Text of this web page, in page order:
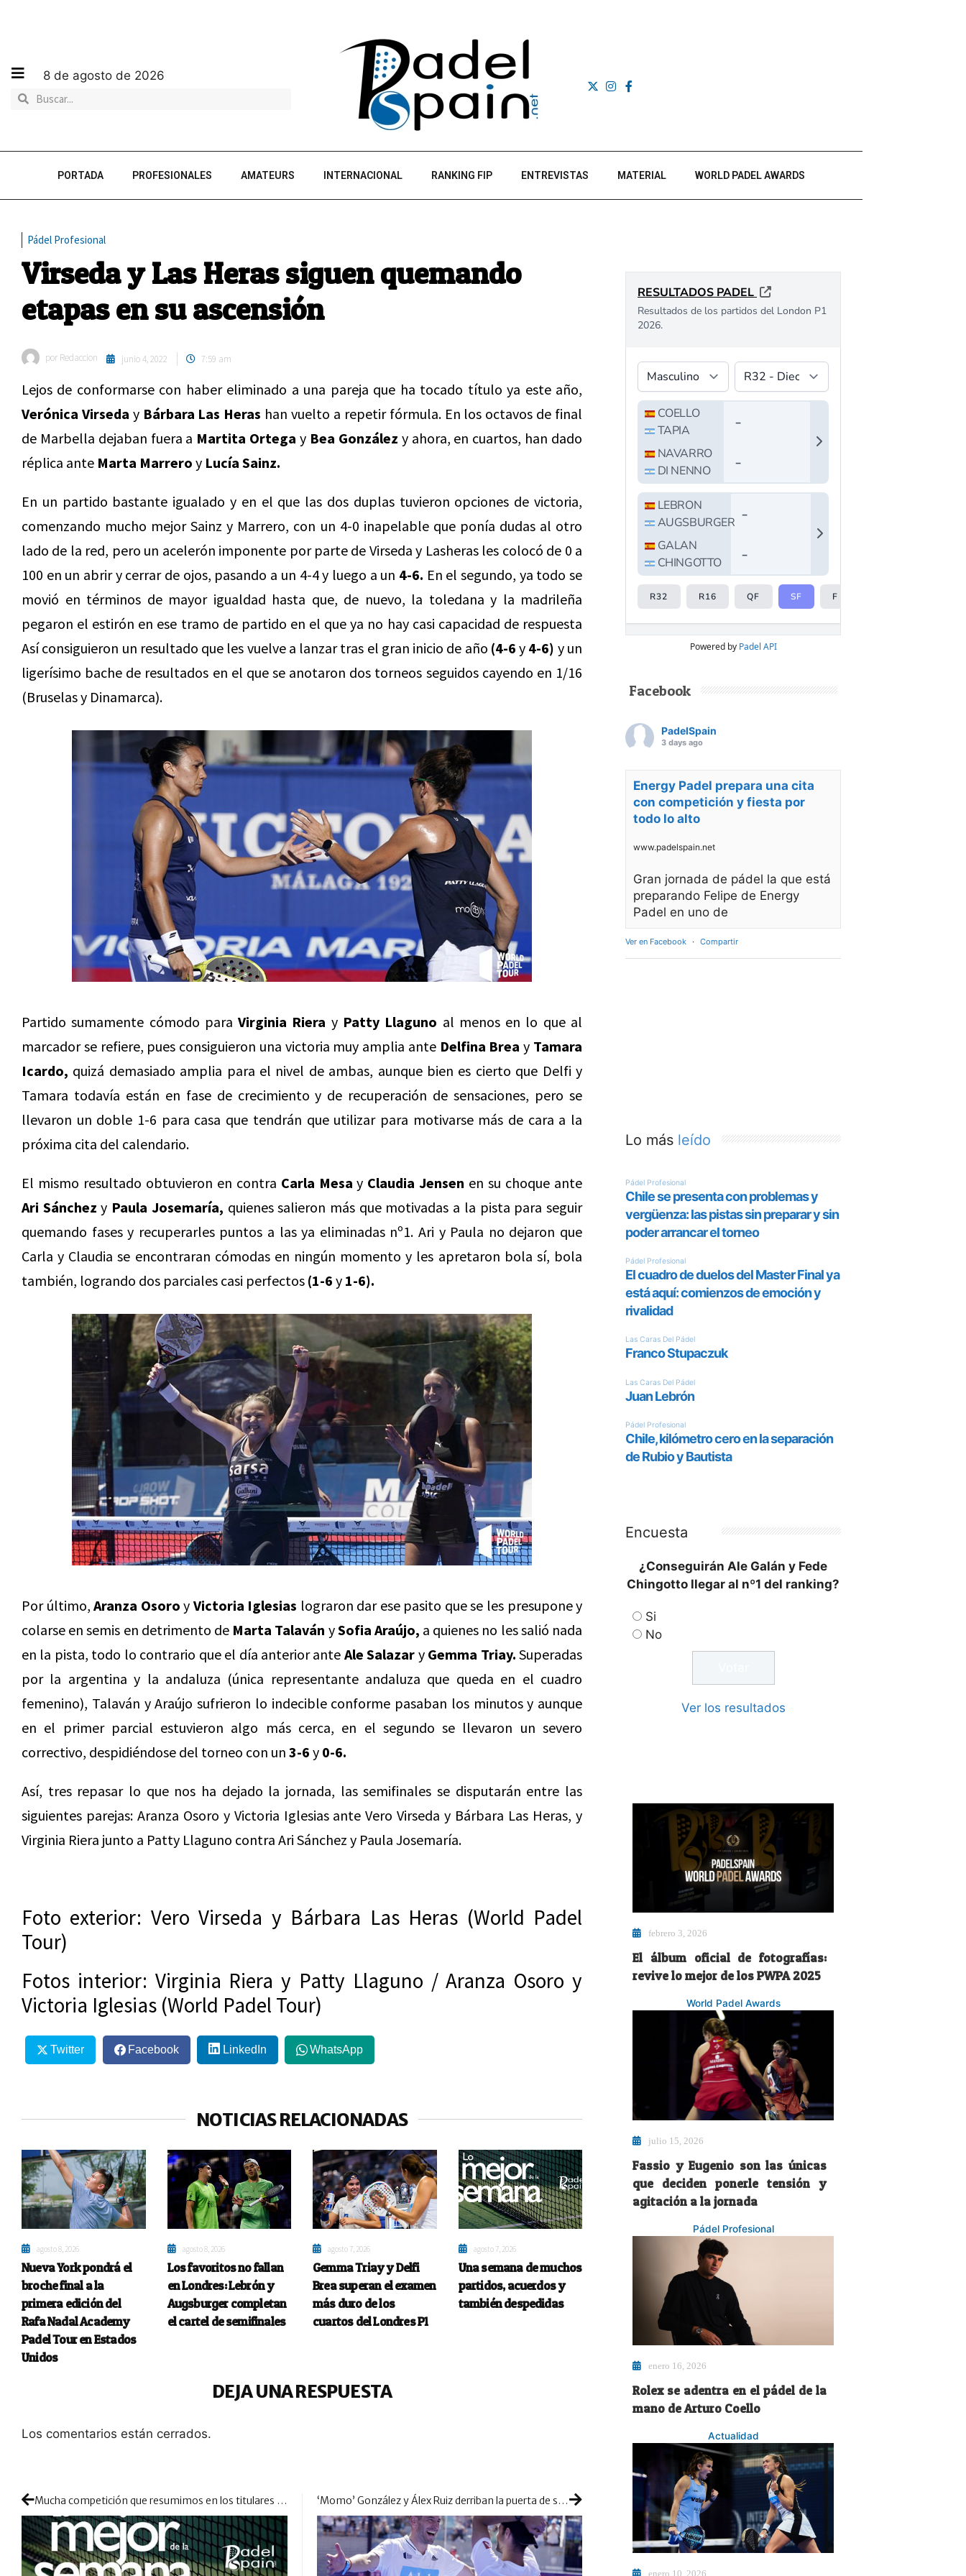
8 de agosto de 2026
PORTADA PROFESIONALES AMATEURS INTERNACIONAL RANKING FIP ENTREVISTAS MATERIAL WORLD PADEL AWARDS
Pádel Profesional
Virseda y Las Heras siguen quemando
etapas en su ascensión
por Redaccion junio 4, 2022 7:59 am
Lejos de conformarse con haber eliminado a una pareja que ha tocado título ya este año,
Verónica Virseda y Bárbara Las Heras han vuelto a repetir fórmula. En los octavos de final
de Marbella dejaban fuera a Martita Ortega y Bea González y ahora, en cuartos, han dado
réplica ante Marta Marrero y Lucía Sainz.
En un partido bastante igualado y en el que las dos duplas tuvieron opciones de victoria,
comenzando mucho mejor Sainz y Marrero, con un 4-0 inapelable que ponía dudas al otro
lado de la red, pero un acelerón imponente por parte de Virseda y Lasheras les colocó de 0 a
100 en un abrir y cerrar de ojos, pasando a un 4-4 y luego a un 4-6. En el segundo, ya todo se
movió en términos de mayor igualdad hasta que, de nuevo, la toledana y la madrileña
pegaron el estirón en ese tramo de partido en el que ya no hay casi capacidad de respuesta
Así consiguieron un resultado que les vuelve a lanzar tras el gran inicio de año (4-6 y 4-6) y un
ligerísimo bache de resultados en el que se anotaron dos torneos seguidos cayendo en 1/16
(Bruselas y Dinamarca).
Partido sumamente cómodo paraVirginia Riera y Patty Llaguno al menos en lo que al
marcador se refiere, pues consiguieron una victoria muy amplia ante Delfina Brea y Tamara
Icardo, quizá demasiado amplia para el nivel de ambas, aunque bien es cierto que Delfi y
Tamara todavía están en fase de crecimiento y de recuperación de sensaciones, pero se
llevaron un doble 1-6 para casa que tendrán que utilizar para motivarse más de cara a la
próxima cita del calendario.
El mismo resultado obtuvieron en contra Carla Mesa y Claudia Jensen en su choque ante
Ari Sánchez y Paula Josemaría, quienes salieron más que motivadas a la pista para seguir
quemando fases y recuperarles puntos a las ya eliminadas nº1. Ari y Paula no dejaron que
Carla y Claudia se encontraran cómodas en ningún momento y les apretaron bola sí, bola
también, logrando dos parciales casi perfectos (1-6 y 1-6).
Por último,Aranza Osoro y Victoria Iglesias lograron dar ese pasito que se les presupone y
colarse en semis en detrimento de Marta Talaván ySofia Araújo, a quienes no les salió nada
en la pista, todo lo contrario que el día anterior ante Ale Salazar y Gemma Triay. Superadas
por la argentina y la andaluza (única representante andaluza que queda en el cuadro
femenino), Talaván y Araújo sufrieron lo indecible conforme pasaban los minutos y aunque
en el primer parcial estuvieron algo más cerca, en el segundo se llevaron un severo
correctivo, despidiéndose del torneo con un 3-6 y 0-6.
Así, tres repasar lo que nos ha dejado la jornada, las semifinales se disputarán entre las
siguientes parejas: Aranza Osoro y Victoria Iglesias ante Vero Virseda y Bárbara Las Heras, y
Virginia Riera junto a Patty Llaguno contra Ari Sánchez y Paula Josemaría.
Foto exterior: Vero Virseda y Bárbara Las Heras (World Padel
Tour)
Fotos interior: Virginia Riera y Patty Llaguno / Aranza Osoro y
Victoria Iglesias (World Padel Tour)
Twitter Facebook LinkedIn WhatsApp
NOTICIAS RELACIONADAS
agosto 8, 2026
Nueva York pondrá el
broche final a la
primera edición del
Rafa Nadal Academy
Padel Tour en Estados
Unidos
agosto 8, 2026
Los favoritos no fallan
en Londres: Lebrón y
Augsburger completan
el cartel de semifinales
agosto 7, 2026
Gemma Triay y Delfi
Brea superan el examen
más duro de los
cuartos del Londres P1
agosto 7, 2026
Una semana de muchos
partidos, acuerdos y
también despedidas
DEJA UNA RESPUESTA
Los comentarios están cerrados.
Mucha competición que resumimos en los titulares más destacados ‘Momo’ González y Álex Ruiz derriban la puerta de semis y la defensa de Paquito y Di Nenno
Powered by Padel API
Facebook
PadelSpain
3 days ago
Energy Padel prepara una cita
con competición y fiesta por
todo lo alto
www.padelspain.net
Gran jornada de pádel la que está
preparando Felipe de Energy
Padel en uno de
Ver en Facebook · Compartir
Lo más leído
Encuesta
¿Conseguirán Ale Galán y Fede
Chingotto llegar al nº1 del ranking?
Si
No
Ver los resultados
febrero 3, 2026
El álbum oficial de fotografías:
revive lo mejor de los PWPA 2025
World Padel Awards
julio 15, 2026
Fassio y Eugenio son las únicas
que deciden ponerle tensión y
agitación a la jornada
Pádel Profesional
enero 16, 2026
Rolex se adentra en el pádel de la
mano de Arturo Coello
Actualidad
enero 10, 2026